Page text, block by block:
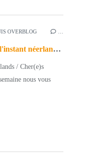
OVERBLOG
bevoegd vs competent = l'instant néerlandais du jour (2026_04_08)
/ Cher(e)s
nous vous